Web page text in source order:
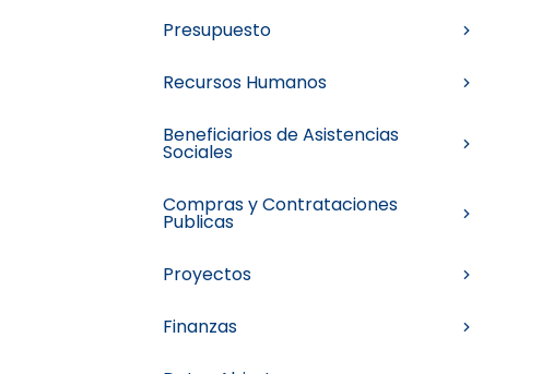
Presupuesto
Recursos Humanos
Beneficiarios de Asistencias
Sociales
Compras y Contrataciones
Publicas
Proyectos
Finanzas